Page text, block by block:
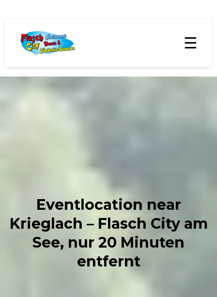
☰
Eventlocation near
Krieglach – Flasch City am
See, nur 20 Minuten
entfernt